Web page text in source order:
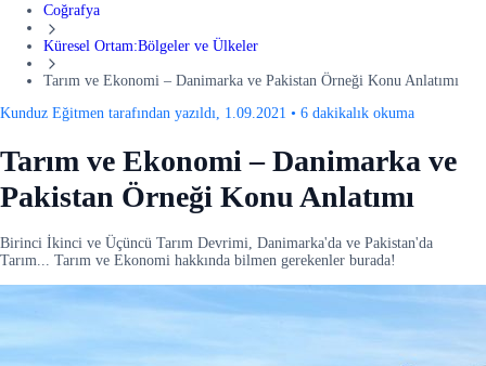
Coğrafya
Küresel Ortam:Bölgeler ve Ülkeler
Tarım ve Ekonomi – Danimarka ve Pakistan Örneği Konu Anlatımı
Kunduz Eğitmen tarafından yazıldı, 1.09.2021 • 6 dakikalık okuma
Tarım ve Ekonomi – Danimarka ve
Pakistan Örneği Konu Anlatımı
Birinci İkinci ve Üçüncü Tarım Devrimi, Danimarka'da ve Pakistan'da
Tarım... Tarım ve Ekonomi hakkında bilmen gerekenler burada!